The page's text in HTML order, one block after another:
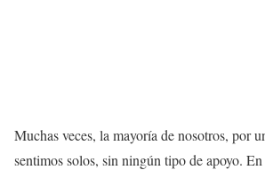
Muchas veces, la mayoría de nosotros, por
sentimos solos, sin ningún tipo de apoyo. En